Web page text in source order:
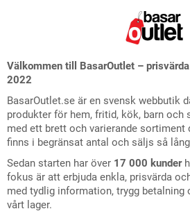
Välkommen till BasarOutlet –
2022
BasarOutlet.se är en svensk webbutik
produkter för hem, fritid, kök, barn och
med ett brett och varierande sortiment
finns i begränsat antal och säljs så
Sedan starten har över 17 000 kunder
fokus är att erbjuda enkla, prisvärda
med tydlig information, trygg betalning
vårt lager.